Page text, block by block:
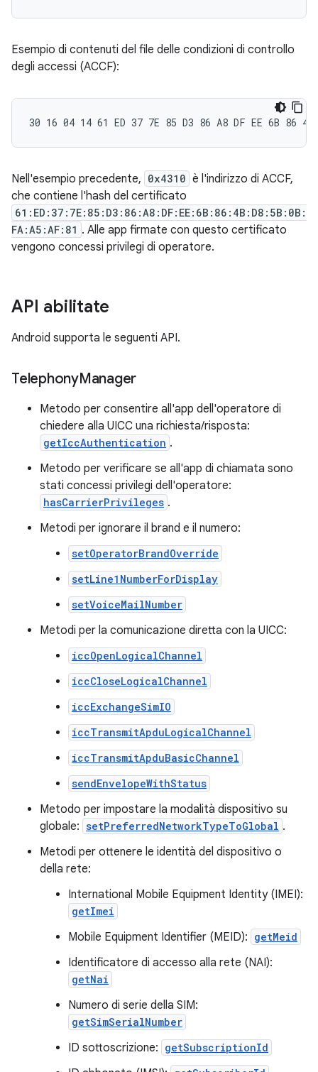
Esempio di contenuti del file delle condizioni di controllo
degli accessi (ACCF):
Nell'esempio precedente, 0x4310 è l'indirizzo di ACCF,
che contiene l'hash del certificato
61:ED:37:7E:85:D3:86:A8:DF:EE:6B:86:4B:D8:5B:0B:
FA:A5:AF:81 . Alle app firmate con questo certificato
vengono concessi privilegi di operatore.
API abilitate
Android supporta le seguenti API.
TelephonyManager
Metodo per consentire all'app dell'operatore di
chiedere alla UICC una richiesta/risposta:
getIccAuthentication .
Metodo per verificare se all'app di chiamata sono
stati concessi privilegi dell'operatore:
hasCarrierPrivileges .
Metodi per ignorare il brand e il numero:
setOperatorBrandOverride
setLine1NumberForDisplay
setVoiceMailNumber
Metodi per la comunicazione diretta con la UICC:
iccOpenLogicalChannel
iccCloseLogicalChannel
iccExchangeSimIO
iccTransmitApduLogicalChannel
iccTransmitApduBasicChannel
sendEnvelopeWithStatus
Metodo per impostare la modalità dispositivo su
globale: setPreferredNetworkTypeToGlobal .
Metodi per ottenere le identità del dispositivo o
della rete:
International Mobile Equipment Identity (IMEI):
getImei
Mobile Equipment Identifier (MEID): getMeid
Identificatore di accesso alla rete (NAI):
getNai
Numero di serie della SIM:
getSimSerialNumber
ID sottoscrizione: getSubscriptionId